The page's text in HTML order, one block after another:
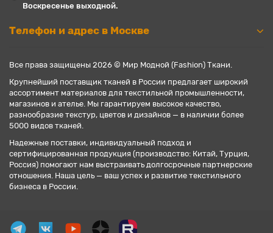
Воскресенье выходной.
Телефон и адрес в Москве
Все права защищены 2026 © Мир Модной (Fashion) Ткани.
Крупнейший поставщик тканей в России предлагает широкий
ассортимент материалов для текстильной промышленности,
магазинов и ателье. Мы гарантируем высокое качество,
разнообразие текстур, цветов и дизайнов — в наличии более
5000 видов тканей.
Надежные поставки, индивидуальный подход и
сертифицированная продукция (производство: Китай, Турция,
Россия) помогают нам выстраивать долгосрочные партнерские
отношения. Наша цель — ваш успех и развитие текстильного
бизнеса в России.